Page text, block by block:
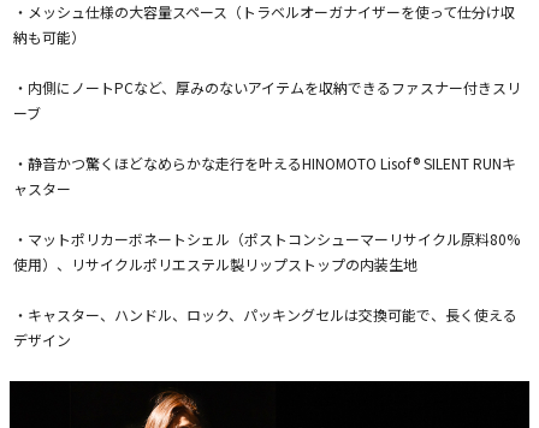
・メッシュ仕様の大容量スペース（トラベルオーガナイザーを使って仕分け収
納も可能）
・内側にノートPCなど、厚みのないアイテムを収納できるファスナー付きスリ
ーブ
・静音かつ驚くほどなめらかな走行を叶えるHINOMOTO Lisof® SILENT RUNキ
ャスター
・マットポリカーボネートシェル（ポストコンシューマーリサイクル原料80%
使用）、リサイクルポリエステル製リップストップの内装生地
・キャスター、ハンドル、ロック、パッキングセルは交換可能で、長く使える
デザイン